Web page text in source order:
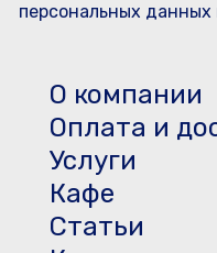
персональных данных
О компании
Оплата и
Услуги
Кафе
Статьи